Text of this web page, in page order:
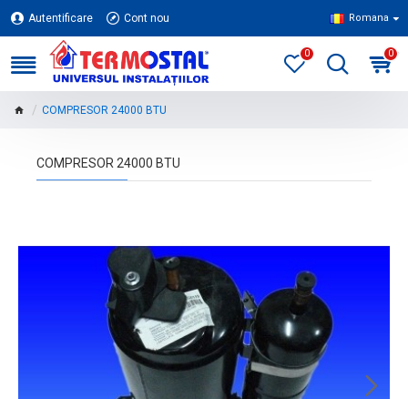
Autentificare Cont nou Romana
0 0
COMPRESOR 24000 BTU
COMPRESOR 24000 BTU